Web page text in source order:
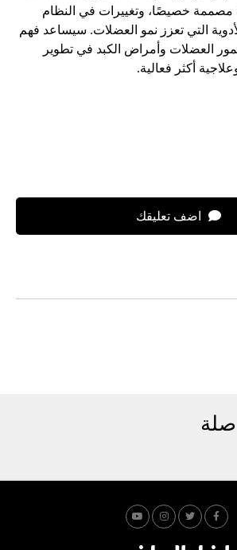
مصممة خصيصًا، وتغييرات في النظام
التي تعزز نمو العضلات. سيساعد فهم
العضلات وأمراض الكبد في تطوير
أكثر فعالية.
اضف تعليقك